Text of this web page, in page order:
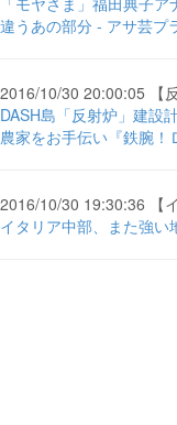
違うあの部分 - アサ芸プ
2016/10/30 20:00:05 【反
DASH島「反射炉」建設
農家をお手伝い『鉄腕
2016/10/30 19:30:36 【
イタリア中部、また強